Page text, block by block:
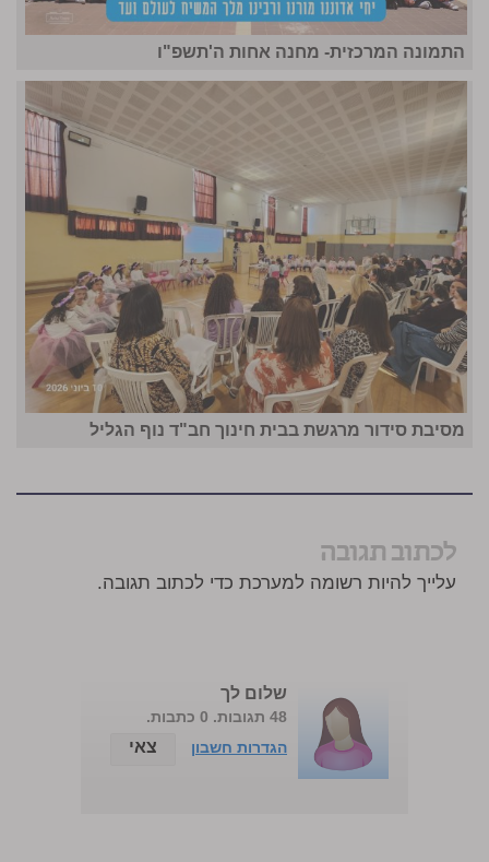
התמונה המרכזית- מחנה אחות ה'תשפ"ו
מסיבת סידור מרגשת בבית חינוך חב"ד נוף הגליל
לכתוב תגובה
עלייך להיות רשומה למערכת כדי לכתוב תגובה.
שלום לך
48 תגובות. 0 כתבות.
הגדרות חשבון
צאי